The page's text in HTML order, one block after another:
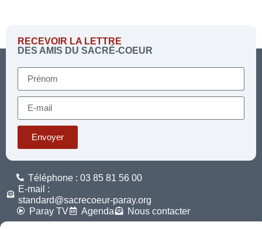
RECEVOIR LA LETTRE
DES AMIS DU SACRÉ-COEUR
Envoyer
Téléphone : 03 85 81 56 00
E-mail :
standard@sacrecoeur-paray.org
Paray TV
Agenda Nous contacter